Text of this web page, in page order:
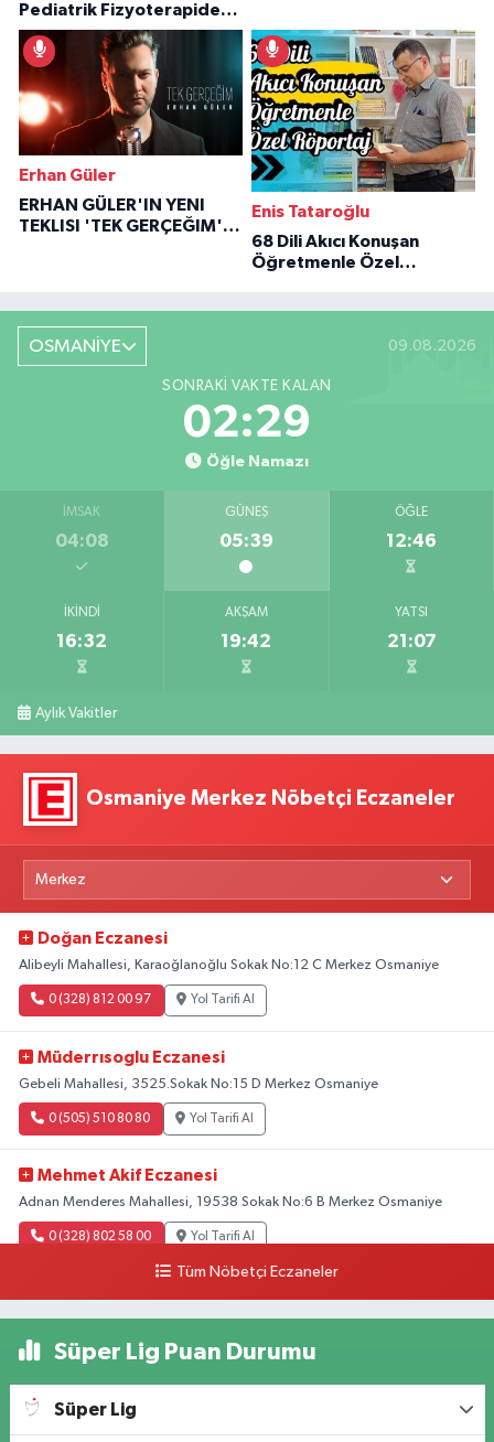
Pediatrik Fizyoterapiden
İlham Veren Hikâyeler
Erhan Güler
ERHAN GÜLER'IN YENI
TEKLISI 'TEK GERÇEĞIM'LE
Enis Tataroğlu
68 Dili Akıcı Konuşan
Öğretmenle Özel
OSMANİYE 09.08.2026
SONRAKI VAKTE KALAN
02:28
Öğle Namazı
İMSAK
04:08
GÜNEŞ
05:39
ÖĞLE
12:46
İKINDI
16:32
AKŞAM
19:42
YATSI
21:07
Aylık Vakitler
Osmaniye Merkez Nöbetçi Eczaneler
Doğan Eczanesi
Alibeyli Mahallesi, Karaoğlanoğlu Sokak No:12 C Merkez Osmaniye
0 (328) 812 00 97 Yol Tarifi Al
Müderrısoglu Eczanesi
Gebeli Mahallesi, 3525.Sokak No:15 D Merkez Osmaniye
0 (505) 510 80 80 Yol Tarifi Al
Mehmet Akif Eczanesi
Adnan Menderes Mahallesi, 19538 Sokak No:6 B Merkez Osmaniye
0 (328) 802 58 00 Yol Tarifi Al
Tüm Nöbetçi Eczaneler
Süper Lig Puan Durumu
Süper Lig